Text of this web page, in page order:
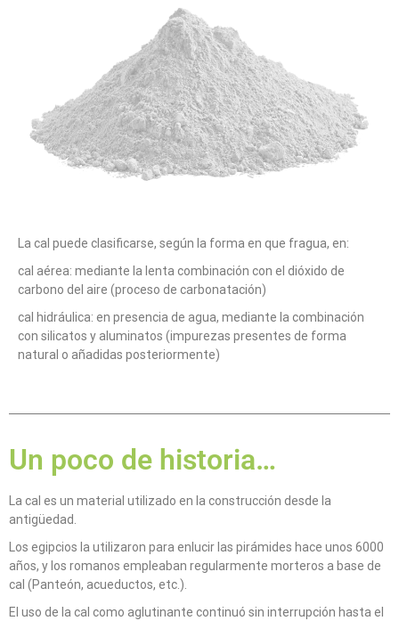
La cal puede clasificarse, según la forma en que fragua, en:
cal aérea: mediante la lenta combinación con el dióxido de
carbono del aire (proceso de carbonatación)
cal hidráulica: en presencia de agua, mediante la combinación
con silicatos y aluminatos (impurezas presentes de forma
natural o añadidas posteriormente)
Un poco de historia…
La cal es un material utilizado en la construcción desde la
antigüedad.
Los egipcios la utilizaron para enlucir las pirámides hace unos 6000
años, y los romanos empleaban regularmente morteros a base de
cal (Panteón, acueductos, etc.).
El uso de la cal como aglutinante continuó sin interrupción hasta el